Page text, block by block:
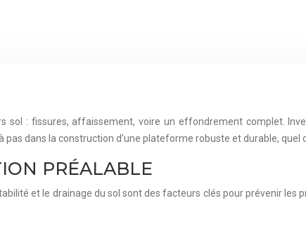
: fissures, affaissement, voire un effondrement complet.
dans la construction d’une plateforme robuste et durable, quel
PRÉALABLE
et le drainage du sol sont des facteurs clés pour prévenir les